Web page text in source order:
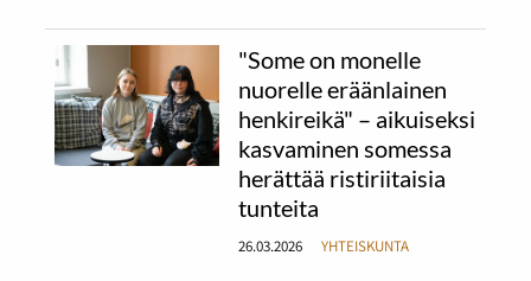
"Some on monelle
nuorelle eräänlainen
henkireikä" – aikuiseksi
kasvaminen somessa
herättää ristiriitaisia
tunteita
26.03.2026 YHTEISKUNTA